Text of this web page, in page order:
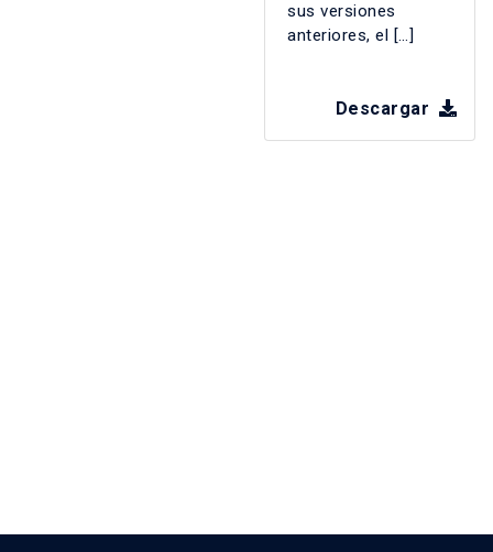
sus versiones
anteriores, el […]
Descargar